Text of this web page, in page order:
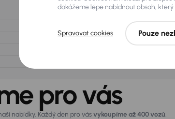
pro vás
nabídky. Každý den pro vásvykoupíme až 400 vozů.
dokážeme lépe nabídnout obsah,
Spravovat cookies Pouze